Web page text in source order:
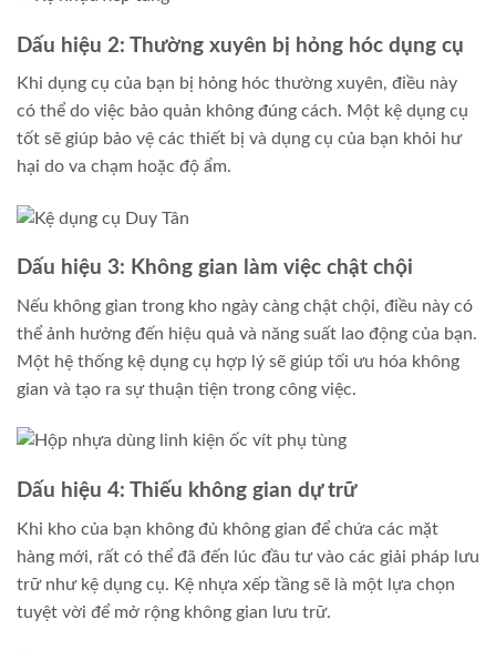
Dấu hiệu 2: Thường xuyên bị hỏng hóc dụng cụ
Khi dụng cụ của bạn bị hỏng hóc thường xuyên, điều này
có thể do việc bảo quản không đúng cách. Một kệ dụng cụ
tốt sẽ giúp bảo vệ các thiết bị và dụng cụ của bạn khỏi hư
hại do va chạm hoặc độ ẩm.
Dấu hiệu 3: Không gian làm việc chật chội
Nếu không gian trong kho ngày càng chật chội, điều này có
thể ảnh hưởng đến hiệu quả và năng suất lao động của bạn.
Một hệ thống kệ dụng cụ hợp lý sẽ giúp tối ưu hóa không
gian và tạo ra sự thuận tiện trong công việc.
Dấu hiệu 4: Thiếu không gian dự trữ
Khi kho của bạn không đủ không gian để chứa các mặt
hàng mới, rất có thể đã đến lúc đầu tư vào các giải pháp lưu
trữ như kệ dụng cụ. Kệ nhựa xếp tầng sẽ là một lựa chọn
tuyệt vời để mở rộng không gian lưu trữ.